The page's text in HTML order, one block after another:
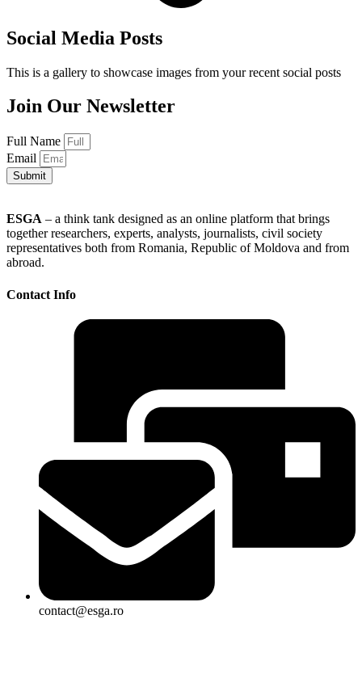
Social Media Posts
This is a gallery to showcase images from your recent social posts
Join Our Newsletter
Full Name
Email
Submit
ESGA – a think tank designed as an online platform that brings
together researchers, experts, analysts, journalists, civil society
representatives both from Romania, Republic of Moldova and from
abroad.
Contact Info
contact@esga.ro